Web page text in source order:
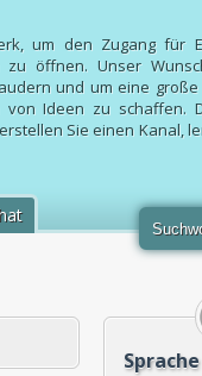
um den Zugang für
zu öffnen. Unser
und um eine
von Ideen zu schaffen.
Sie einen Kanal,
Sprache